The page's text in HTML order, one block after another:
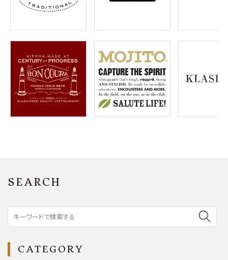
OFFICIAL WEB SITE
meeting_room ログイン 会員登録
SEARCH
CATEGORY